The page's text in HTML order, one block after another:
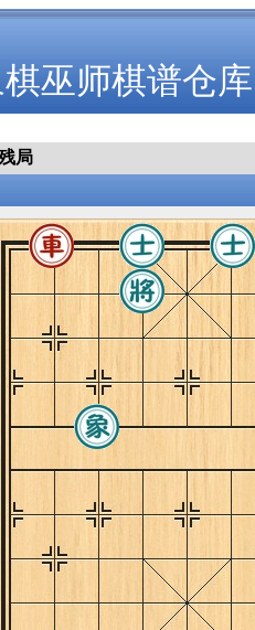
巫师棋谱仓库
局